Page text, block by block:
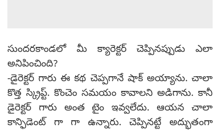
సుందరకాండలో మీ క్యారెక్టర్ చెప్పినప్పుడు ఎలా
అనిపించింది?
-డైరెక్టర్ గారు ఈ కథ చెప్పగానే షాక్ అయ్యాను. చాలా
కొత్త స్క్రిప్ట్. కొంచెం సమయం కావాలని అడిగాను. కానీ
డైరెక్టర్ గారు అంత టైం ఇవ్వలేదు. ఆయన చాలా
కాన్ఫిడెంట్ గా గా ఉన్నారు. చెప్పినట్టే అద్భుతంగా